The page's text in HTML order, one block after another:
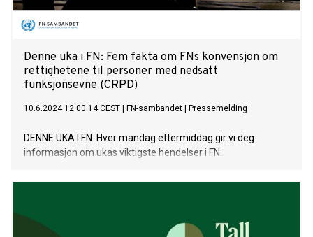
Denne uka i FN: Fem fakta om FNs konvensjon om
rettighetene til personer med nedsatt
funksjonsevne (CRPD)
10.6.2024 12:00:14 CEST FN-sambandet Pressemelding
DENNE UKA I FN: Hver mandag ettermiddag gir vi deg
informasjon om ukas viktigste hendelser i FN.